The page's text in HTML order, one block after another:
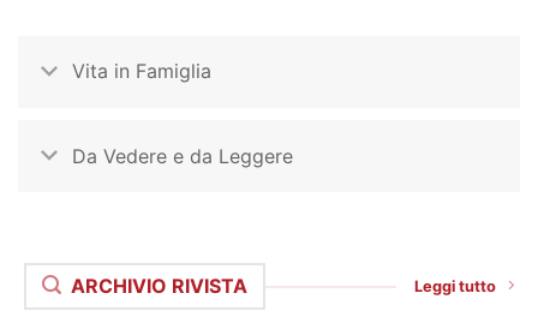
Vita in Famiglia
Da Vedere e da Leggere
ARCHIVIO RIVISTA Leggi tutto